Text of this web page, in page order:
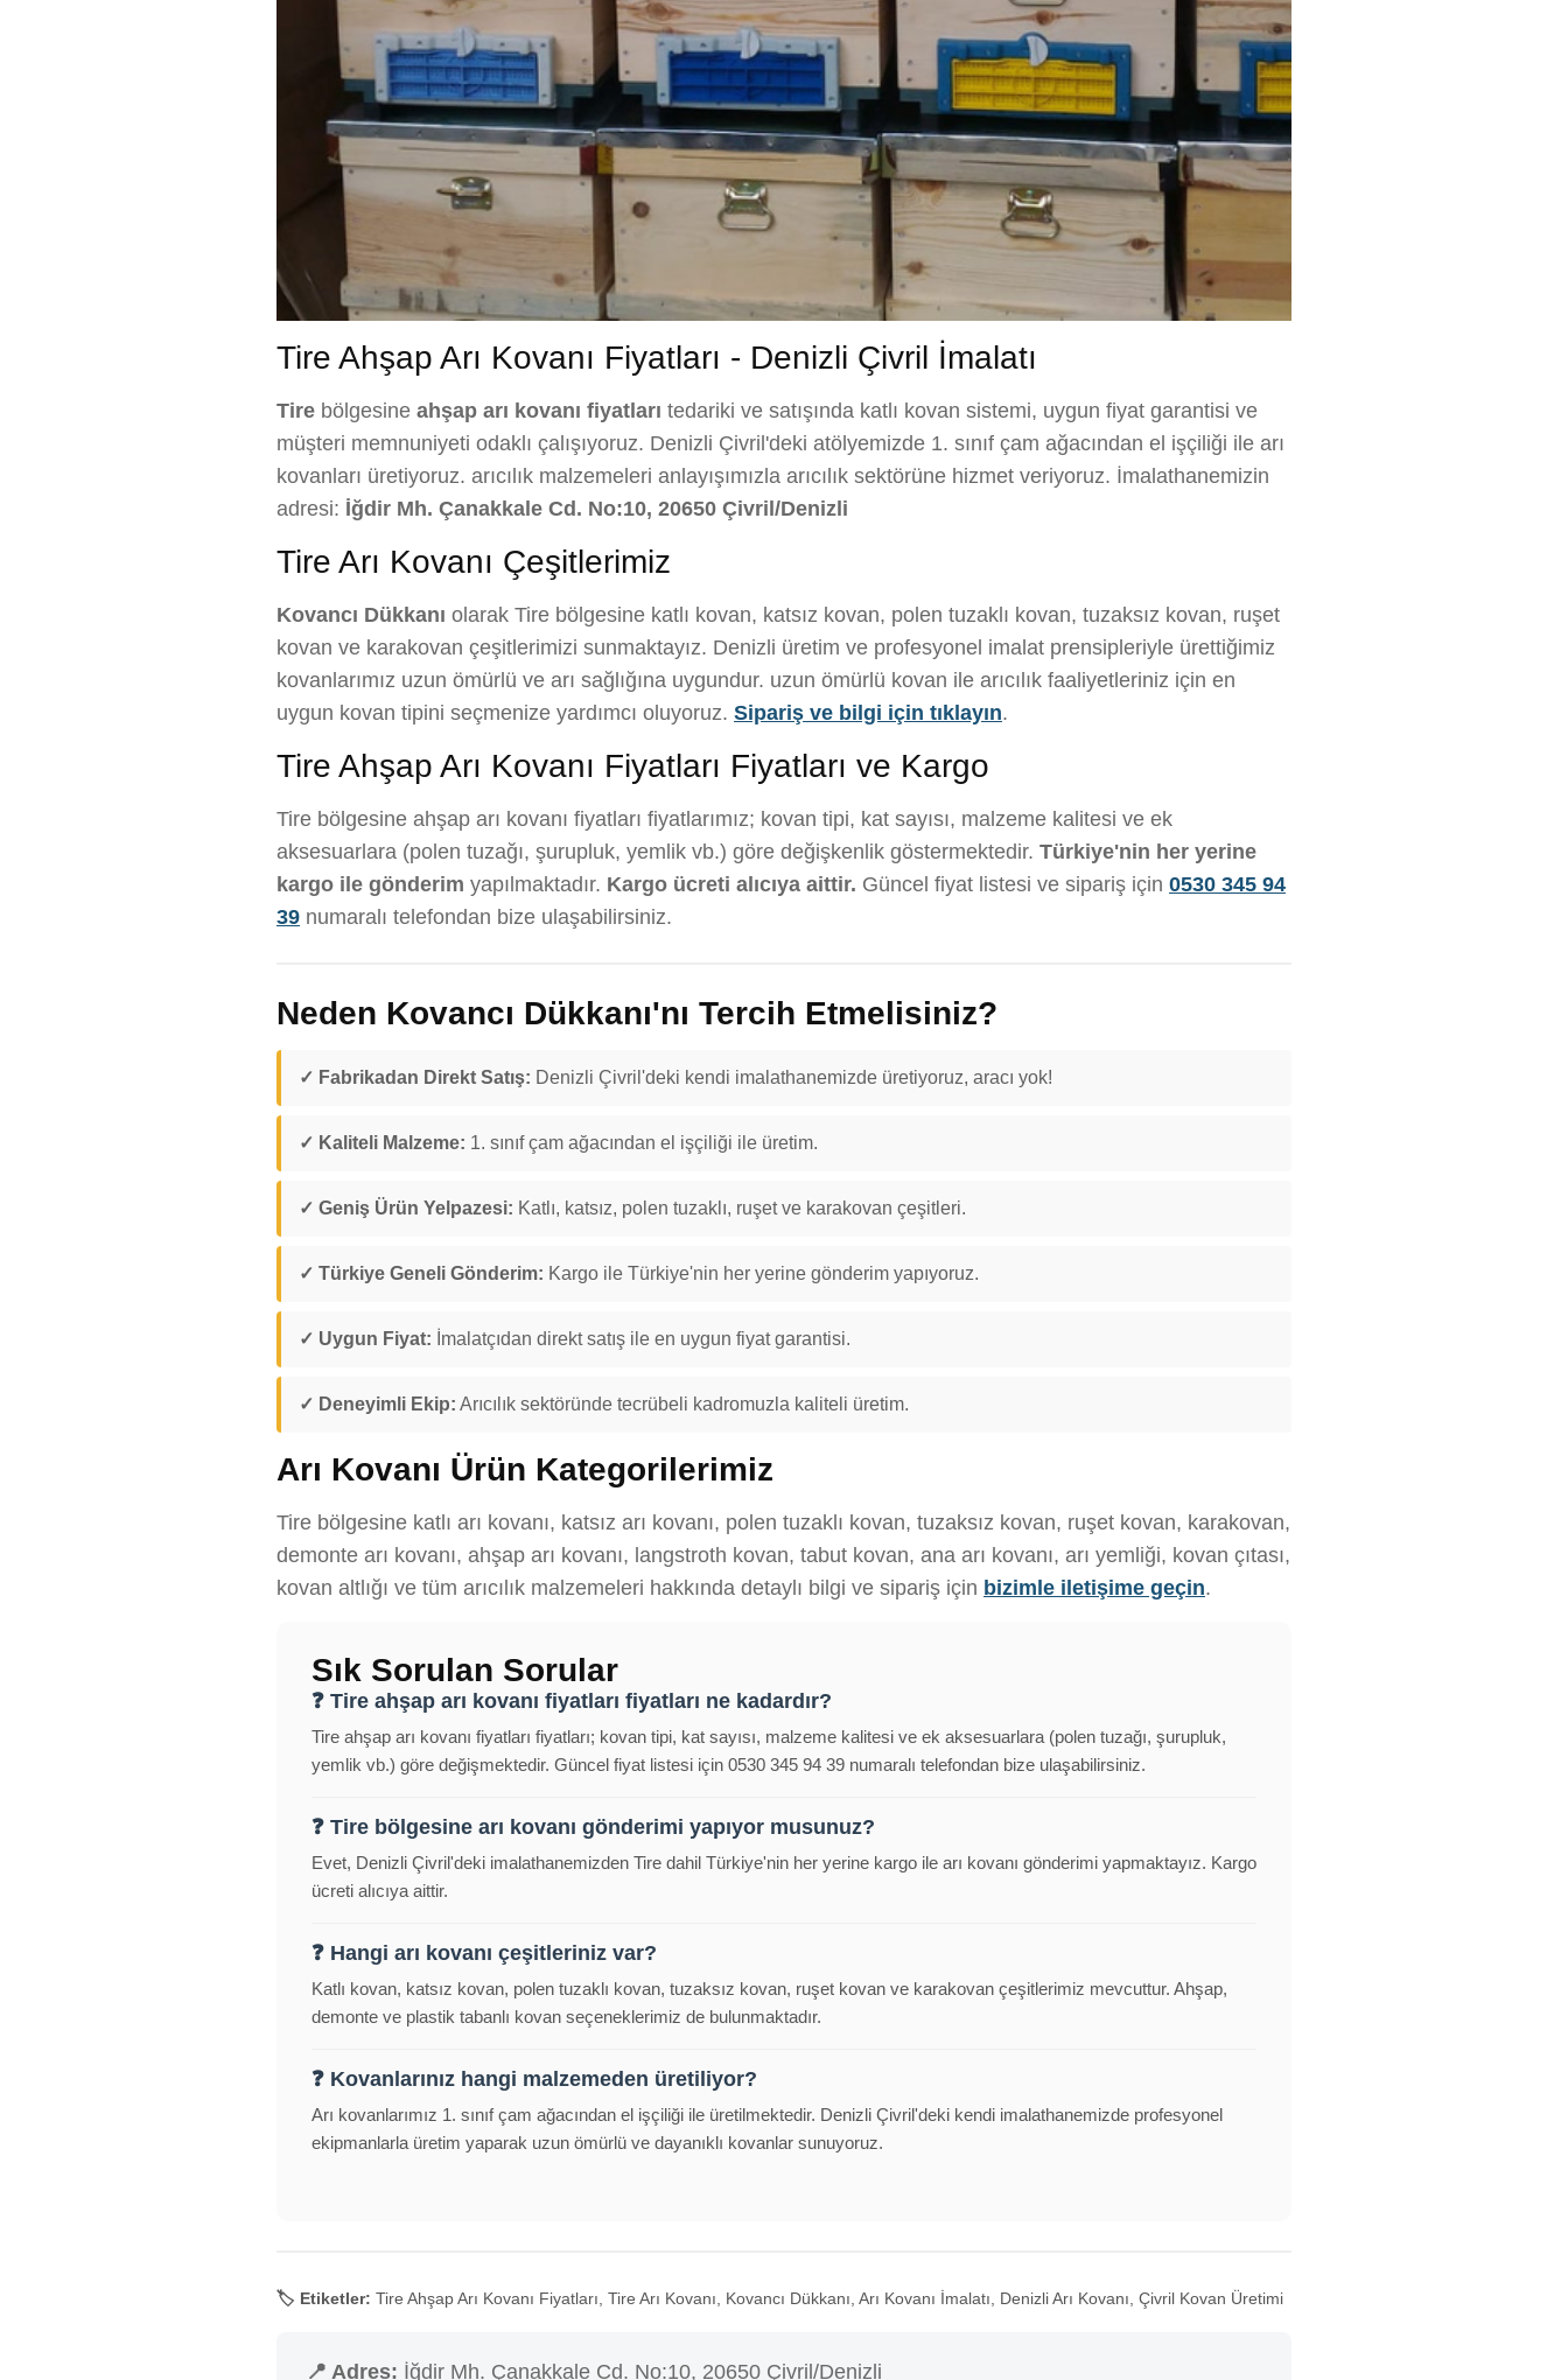
Tire Ahşap Arı Kovanı Fiyatları - Denizli Çivril İmalatı
Tire bölgesine ahşap arı kovanı fiyatları tedariki ve satışında katlı kovan sistemi, uygun fiyat garantisi ve
müşteri memnuniyeti odaklı çalışıyoruz. Denizli Çivril'deki atölyemizde 1. sınıf çam ağacından el işçiliği ile arı
kovanları üretiyoruz. arıcılık malzemeleri anlayışımızla arıcılık sektörüne hizmet veriyoruz. İmalathanemizin
adresi: İğdir Mh. Çanakkale Cd. No:10, 20650 Çivril/Denizli
Tire Arı Kovanı Çeşitlerimiz
Kovancı Dükkanı olarak Tire bölgesine katlı kovan, katsız kovan, polen tuzaklı kovan, tuzaksız kovan, ruşet
kovan ve karakovan çeşitlerimizi sunmaktayız. Denizli üretim ve profesyonel imalat prensipleriyle ürettiğimiz
kovanlarımız uzun ömürlü ve arı sağlığına uygundur. uzun ömürlü kovan ile arıcılık faaliyetleriniz için en
uygun kovan tipini seçmenize yardımcı oluyoruz. Sipariş ve bilgi için tıklayın.
Tire Ahşap Arı Kovanı Fiyatları Fiyatları ve Kargo
Tire bölgesine ahşap arı kovanı fiyatları fiyatlarımız; kovan tipi, kat sayısı, malzeme kalitesi ve ek
aksesuarlara (polen tuzağı, şurupluk, yemlik vb.) göre değişkenlik göstermektedir. Türkiye'nin her yerine
kargo ile gönderim yapılmaktadır. Kargo ücreti alıcıya aittir. Güncel fiyat listesi ve sipariş için 0530 345 94
39 numaralı telefondan bize ulaşabilirsiniz.
Neden Kovancı Dükkanı'nı Tercih Etmelisiniz?
✓ Fabrikadan Direkt Satış: Denizli Çivril'deki kendi imalathanemizde üretiyoruz, aracı yok!
✓ Kaliteli Malzeme: 1. sınıf çam ağacından el işçiliği ile üretim.
✓ Geniş Ürün Yelpazesi: Katlı, katsız, polen tuzaklı, ruşet ve karakovan çeşitleri.
✓ Türkiye Geneli Gönderim: Kargo ile Türkiye'nin her yerine gönderim yapıyoruz.
✓ Uygun Fiyat: İmalatçıdan direkt satış ile en uygun fiyat garantisi.
✓ Deneyimli Ekip: Arıcılık sektöründe tecrübeli kadromuzla kaliteli üretim.
Arı Kovanı Ürün Kategorilerimiz
Tire bölgesine katlı arı kovanı, katsız arı kovanı, polen tuzaklı kovan, tuzaksız kovan, ruşet kovan, karakovan,
demonte arı kovanı, ahşap arı kovanı, langstroth kovan, tabut kovan, ana arı kovanı, arı yemliği, kovan çıtası,
kovan altlığı ve tüm arıcılık malzemeleri hakkında detaylı bilgi ve sipariş için bizimle iletişime geçin.
Sık Sorulan Sorular
❓ Tire ahşap arı kovanı fiyatları fiyatları ne kadardır?
Tire ahşap arı kovanı fiyatları fiyatları; kovan tipi, kat sayısı, malzeme kalitesi ve ek aksesuarlara (polen tuzağı, şurupluk,
yemlik vb.) göre değişmektedir. Güncel fiyat listesi için 0530 345 94 39 numaralı telefondan bize ulaşabilirsiniz.
❓ Tire bölgesine arı kovanı gönderimi yapıyor musunuz?
Evet, Denizli Çivril'deki imalathanemizden Tire dahil Türkiye'nin her yerine kargo ile arı kovanı gönderimi yapmaktayız. Kargo
ücreti alıcıya aittir.
❓ Hangi arı kovanı çeşitleriniz var?
Katlı kovan, katsız kovan, polen tuzaklı kovan, tuzaksız kovan, ruşet kovan ve karakovan çeşitlerimiz mevcuttur. Ahşap,
demonte ve plastik tabanlı kovan seçeneklerimiz de bulunmaktadır.
❓ Kovanlarınız hangi malzemeden üretiliyor?
Arı kovanlarımız 1. sınıf çam ağacından el işçiliği ile üretilmektedir. Denizli Çivril'deki kendi imalathanemizde profesyonel
ekipmanlarla üretim yaparak uzun ömürlü ve dayanıklı kovanlar sunuyoruz.
🏷️ Etiketler: Tire Ahşap Arı Kovanı Fiyatları, Tire Arı Kovanı, Kovancı Dükkanı, Arı Kovanı İmalatı, Denizli Arı Kovanı, Çivril Kovan Üretimi
📍 Adres: İğdir Mh. Çanakkale Cd. No:10, 20650 Çivril/Denizli